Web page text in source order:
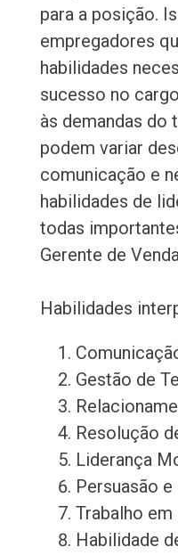
para a posição.
empregadores
habilidades
sucesso no
às demandas do
podem variar
comunicação e
habilidades de
todas
Gerente de
Habilidades
Gestão de
Resolução
Liderança
Persuasão
Trabalho em
Habilidade